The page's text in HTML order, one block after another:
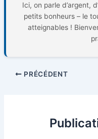
Ici, on parle d’argent,
petits bonheurs – le
atteignables !
PRÉCÉDENT